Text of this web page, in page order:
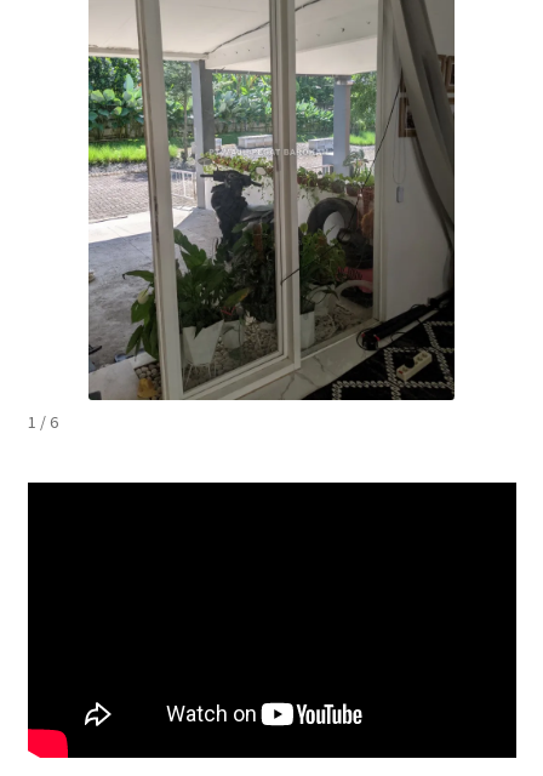
1 / 6